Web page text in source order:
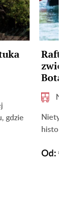
gdzie
Od: €